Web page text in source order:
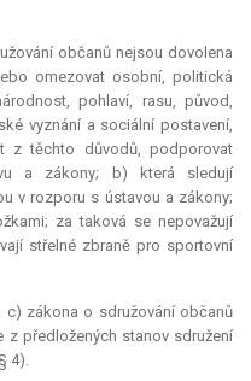
občanů nejsou dovolena
omezovat osobní, politická
pohlaví, rasu, původ,
vyznání a sociální postavení,
z těchto důvodů, podporovat
a zákony; b) která sledují
v rozporu s ústavou a zákony;
za taková se nepovažují
střelné zbraně pro sportovní
zákona o sdružování občanů
předložených stanov sdružení
4).